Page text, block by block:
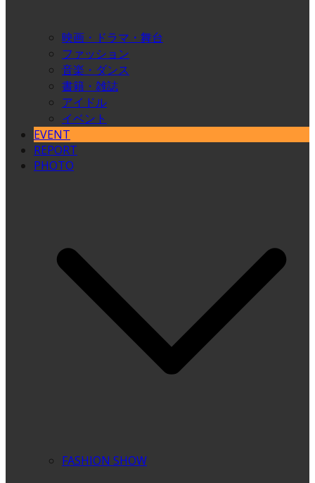
映画・ドラマ・舞台
ファッション
音楽・ダンス
書籍・雑誌
アイドル
イベント
EVENT
REPORT
PHOTO
FASHION SHOW